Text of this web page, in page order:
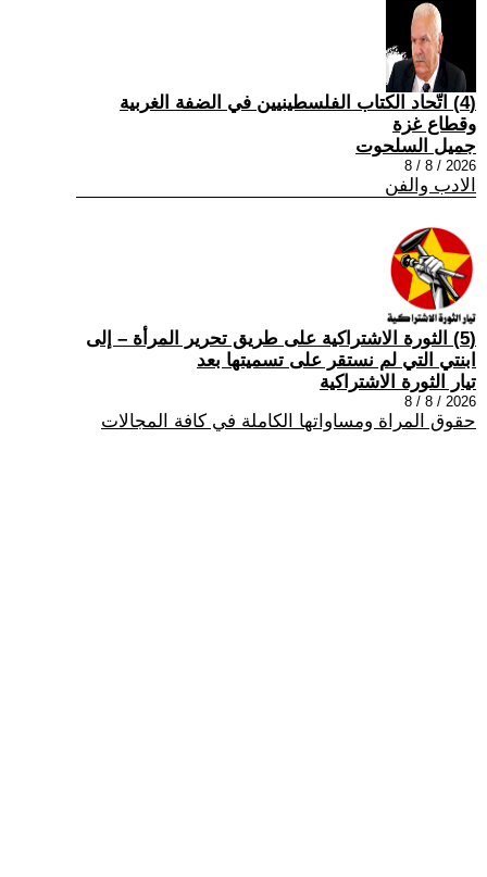
(4) اتّحاد الكتاب الفلسطينيين في الضفة الغربية
وقطاع غزة
جميل السلحوت
2026 / 8 / 8
الادب والفن
(5) الثورة الاشتراكية على طريق تحرير المرأة – إلى
ابنتي التي لم نستقر على تسميتها بعد
تيار الثورة الاشتراكية
2026 / 8 / 8
حقوق المراة ومساواتها الكاملة في كافة المجالات